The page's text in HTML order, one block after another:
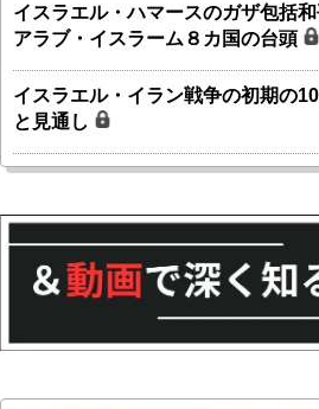
イスラエル・ハマースのガザ包括
アラブ・イスラーム８カ国の台頭
イスラエル・イラン戦争の初期の
と見通し